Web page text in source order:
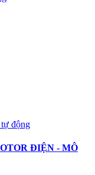
động
ĐIỆN - MÔ